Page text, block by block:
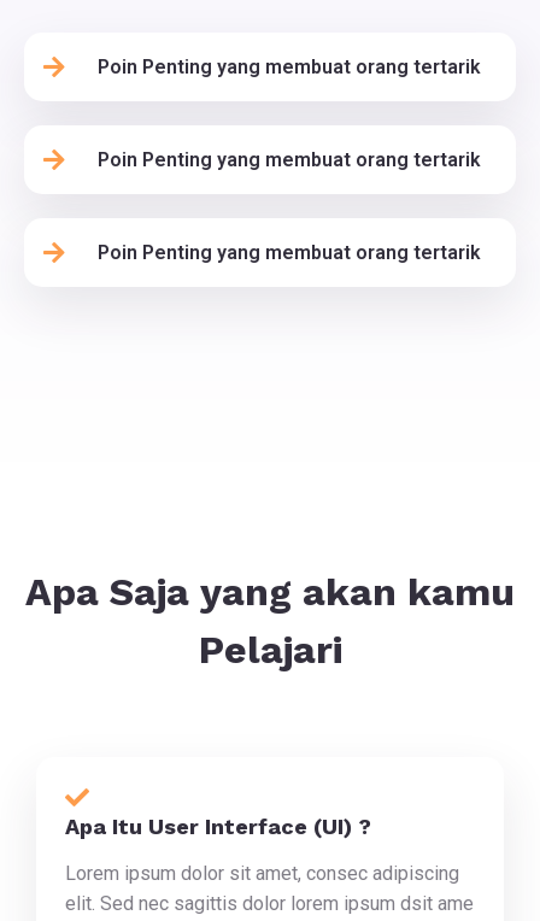
Poin Penting yang membuat orang tertarik
Poin Penting yang membuat orang tertarik
Poin Penting yang membuat orang tertarik
Apa Saja yang akan kamu
Pelajari
Apa Itu User Interface (UI) ?
Lorem ipsum dolor sit amet, consec adipiscing
elit. Sed nec sagittis dolor lorem ipsum dsit ame